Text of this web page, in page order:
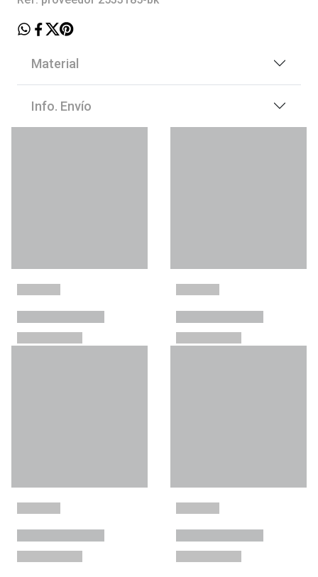
Material
Info. Envío